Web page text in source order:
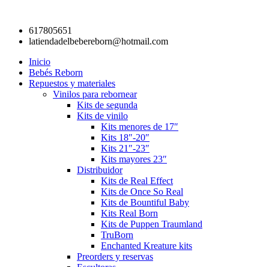
contenido617805651
latiendadelbebereborn@hotmail.com
Inicio
Bebés Reborn
Repuestos y materiales
Vinilos para rebornear
Kits de segunda
Kits de vinilo
Kits menores de 17″
Kits 18″-20″
Kits 21″-23″
Kits mayores 23″
Distribuidor
Kits de Real Effect
Kits de Once So Real
Kits de Bountiful Baby
Kits Real Born
Kits de Puppen Traumland
TruBorn
Enchanted Kreature kits
Preorders y reservas